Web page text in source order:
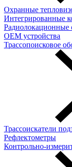
Охранные
Интегрированные
OEM устройства
Трассопоисковое
Трассоискатели
Рефлектометры
Контрольно-